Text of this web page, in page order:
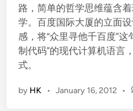
路，简单的哲学思维蕴含
学。百度国际大厦的立面设
感，将“众里寻他千百度”
制代码”的现代计算机语言
式。
by HK • January 16, 2012 •